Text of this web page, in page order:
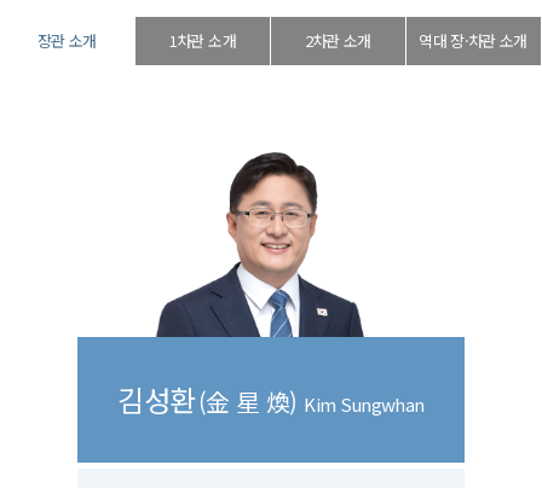
장관 소개 1차관 소개 2차관 소개 역대 장·차관 소개
김성환(金 星 煥) Kim Sungwhan